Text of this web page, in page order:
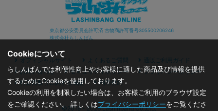
東京都公安委員会許可済 古物商許可番号305500206246
株式会社らしんばん
オフィシャルサイト よくあるご質問
通販ご利用ガイド
お問い合わせ
セキュリティポリシー
プライバシーポリシー
特定商取引に関する表記
利用規約
©2019 - 2026 Lashinbang Co.,Ltd.
Cookieについて
らしんばんでは利便性向上やお客様に適した商品及び情報を提供
するためにCookieを使用しております。
Cookieの利用を制限したい場合は、お客様ご利用のブラウザ設定
をご確認ください。 詳しくはプライバシーポリシーをご覧くださ